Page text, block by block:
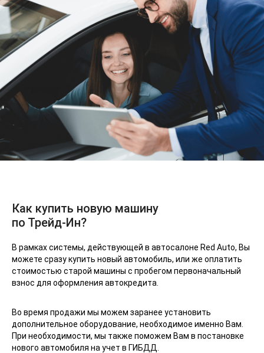
Как купить новую машину
по Трейд-Ин?
В рамках системы, действующей в автосалоне Red Auto, Вы
можете сразу купить новый автомобиль, или же оплатить
стоимостью старой машины с пробегом первоначальный
взнос для оформления автокредита.
Во время продажи мы можем заранее установить
дополнительное оборудование, необходимое именно Вам.
При необходимости, мы также поможем Вам в постановке
нового автомобиля на учет в ГИБДД.